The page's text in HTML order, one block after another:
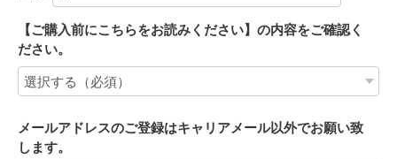
【ご購入前にこちらをお読みください】の内容をご確認く
ださい。
メールアドレスのご登録はキャリアメール以外でお願い致
します。